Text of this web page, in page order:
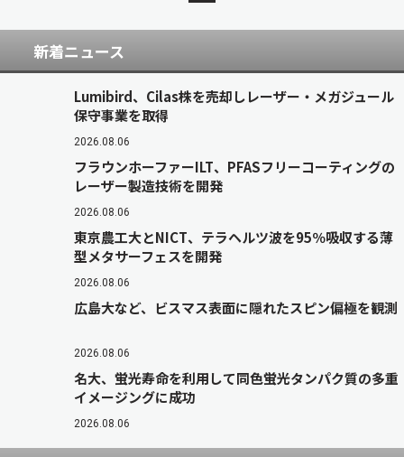
新着ニュース
Lumibird、Cilas株を売却しレーザー・メガジュール
保守事業を取得
2026.08.06
フラウンホーファーILT、PFASフリーコーティングの
レーザー製造技術を開発
2026.08.06
東京農工大とNICT、テラヘルツ波を95％吸収する薄
型メタサーフェスを開発
2026.08.06
広島大など、ビスマス表面に隠れたスピン偏極を観測
2026.08.06
名大、蛍光寿命を利用して同色蛍光タンパク質の多重
イメージングに成功
2026.08.06